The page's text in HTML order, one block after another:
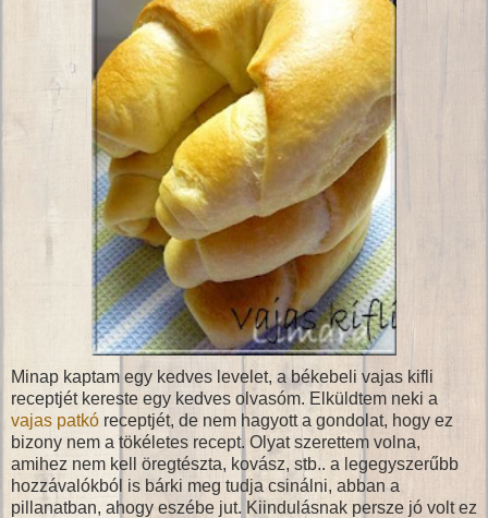
Minap kaptam egy kedves levelet, a békebeli vajas kifli
receptjét kereste egy kedves olvasóm. Elküldtem neki a
vajas patkó receptjét, de nem hagyott a gondolat, hogy ez
bizony nem a tökéletes recept. Olyat szerettem volna,
amihez nem kell öregtészta, kovász, stb.. a legegyszerűbb
hozzávalókból is bárki meg tudja csinálni, abban a
pillanatban, ahogy eszébe jut. Kiindulásnak persze jó volt ez